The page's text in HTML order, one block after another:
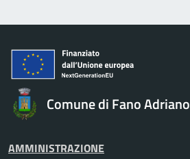
Comune di Fano Adriano
AMMINISTRAZIONE